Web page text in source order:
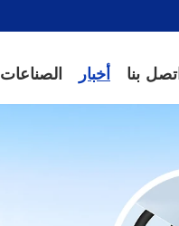
الصناعات أخبار اتصل بنا